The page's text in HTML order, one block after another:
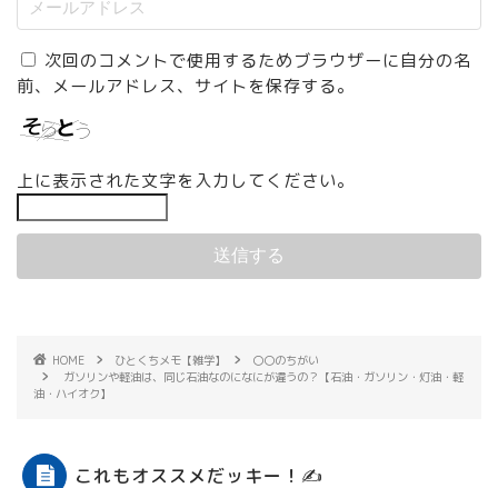
次回のコメントで使用するためブラウザーに自分の名
前、メールアドレス、サイトを保存する。
上に表示された文字を入力してください。
HOME ひとくちメモ【雑学】
〇〇のちがい
ガソリンや軽油は、同じ石油なのになにが違うの？【石油・ガソリン・灯油・軽
油・ハイオク】
これもオススメだッキー！✍